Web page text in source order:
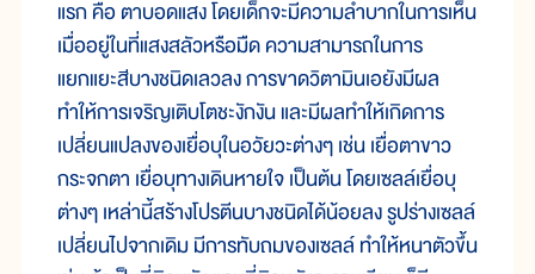
แรก คือ ตาบอดแสง โดยเด็กจะมีความลำบากในการเห็น
เมื่ออยู่ในที่แสงสลัวหรือมืด ความสามารถในการ
แยกแยะสีบางชนิดเลวลง การขาดวิตามินเอยังมีผล
ทำให้การเจริญเติบโตชะงักงัน และมีผลทำให้เกิดการ
เปลี่ยนแปลงของเยื่อบุในอวัยวะต่างๆ เช่น เยื่อตาขาว
กระจกตา เยื่อบุทางเดินหายใจ เป็นต้น โดยเซลล์เยื่อบุ
ต่างๆ เหล่านี้สร้างโปรตีนบางชนิดได้น้อยลง รูปร่างเซลล์
เปลี่ยนไปจากเดิม มีการทับถมของเซลล์ ทำให้หนาตัวขึ้น